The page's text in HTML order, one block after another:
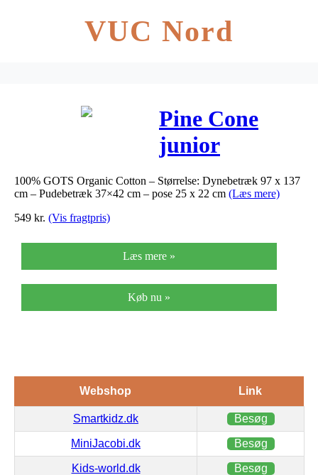
VUC Nord
Pine Cone
junior
sengetøj
Champagne
Rose/Angel
100% GOTS Organic Cotton – Størrelse: Dynebetræk 97 x 137
cm – Pudebetræk 37×42 cm – pose 25 x 22 cm (Læs mere)
549 kr. (Vis fragtpris)
Læs mere »
Køb nu »
Webshop Link
Smartkidz.dk Besøg
MiniJacobi.dk Besøg
Kids-world.dk Besøg